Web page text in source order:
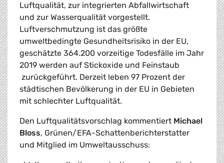
Luftqualität, zur integrierten Abfallwirtschaft
und zur Wasserqualität vorgestellt.
Luftverschmutzung ist das größte
umweltbedingte Gesundheitsrisiko in der EU,
geschätzte 364.200 vorzeitige Todesfälle im Jahr
2019 werden auf Stickoxide und Feinstaub
zurückgeführt. Derzeit leben 97 Prozent der
städtischen Bevölkerung in der EU in Gebieten
mit schlechter Luftqualität.
Den Luftqualitätsvorschlag kommentiert Michael
Bloss, Grünen/EFA-Schattenberichterstatter
und Mitglied im Umweltausschuss: